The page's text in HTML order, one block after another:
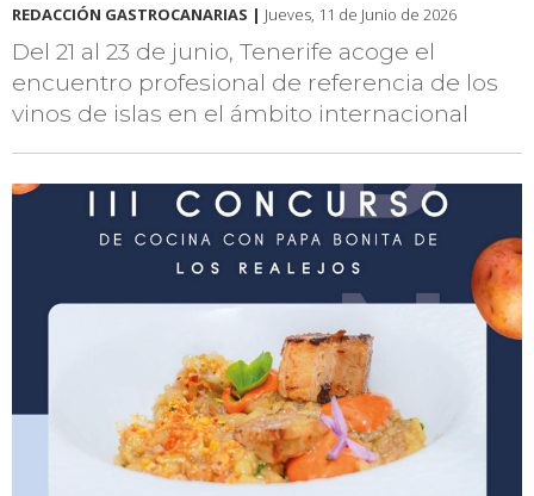
REDACCIÓN GASTROCANARIAS | Jueves, 11 de Junio de 2026
Del 21 al 23 de junio, Tenerife acoge el
encuentro profesional de referencia de los
vinos de islas en el ámbito internacional